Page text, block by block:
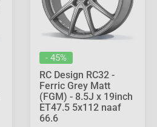
- 45%
RC Design RC32 -
Ferric Grey Matt
(FGM) - 8.5J x 19inch
ET47.5 5x112 naaf
66.6